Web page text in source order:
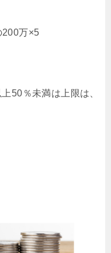
200万×5
50％未満は上限は、